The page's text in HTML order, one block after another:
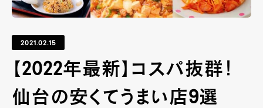
2021.02.15
【2022年最新】コスパ抜群！
仙台の安くてうまい店9選